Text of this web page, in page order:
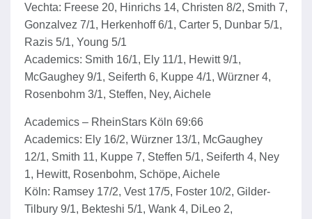
Vechta: Freese 20, Hinrichs 14, Christen 8/2, Smith 7,
Gonzalvez 7/1, Herkenhoff 6/1, Carter 5, Dunbar 5/1,
Razis 5/1, Young 5/1
Academics: Smith 16/1, Ely 11/1, Hewitt 9/1,
McGaughey 9/1, Seiferth 6, Kuppe 4/1, Würzner 4,
Rosenbohm 3/1, Steffen, Ney, Aichele
Academics – RheinStars Köln 69:66
Academics: Ely 16/2, Würzner 13/1, McGaughey
12/1, Smith 11, Kuppe 7, Steffen 5/1, Seiferth 4, Ney
1, Hewitt, Rosenbohm, Schöpe, Aichele
Köln: Ramsey 17/2, Vest 17/5, Foster 10/2, Gilder-
Tilbury 9/1, Bekteshi 5/1, Wank 4, DiLeo 2,